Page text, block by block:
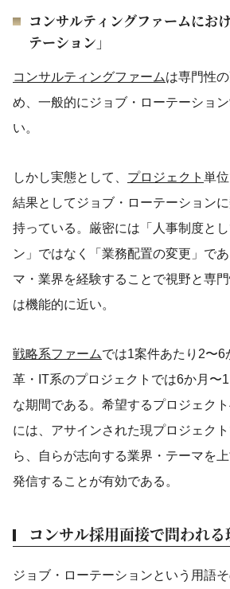
コンサルティングファームにお
テーション」
コンサルティングファームは専門性
め、一般的にジョブ・ローテーショ
い。
しかし実態として、 プロジェクト 単
結果としてジョブ・ローテーション
持っている。厳密には「人事制度と
ン」ではなく「業務配置の変更」で
マ・業界を経験することで視野と専
は機能的に近い。
戦略系ファームでは1案件あたり2〜6
革・IT系のプロジェクトでは6か月〜
な期間である。希望するプロジェク
には、アサインされた現プロジェク
ら、自らが志向する業界・テーマを
発信することが有効である。
コンサル採用面接で問われる
ジョブ・ローテーションという用語